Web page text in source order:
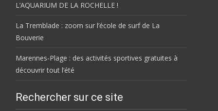
L’AQUARIUM DE LA ROCHELLE !
La Tremblade : zoom sur l’école de surf de La
Bouverie
Marennes-Plage : des activités sportives gratuites à
découvrir tout l’été
Rechercher sur ce site